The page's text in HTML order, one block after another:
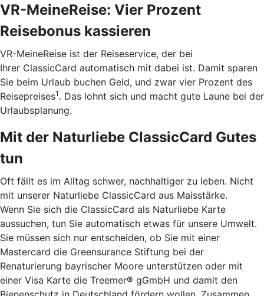
VR-MeineReise: Vier Prozent
Reisebonus kassieren
VR-MeineReise ist der Reiseservice, der bei
Ihrer ClassicCard automatisch mit dabei ist. Damit sparen
Sie beim Urlaub buchen Geld, und zwar vier Prozent des
Reisepreises1 . Das lohnt sich und macht gute Laune bei der
Urlaubsplanung.
Mit der Naturliebe ClassicCard Gutes
tun
Oft fällt es im Alltag schwer, nachhaltiger zu leben. Nicht
mit unserer Naturliebe ClassicCard aus Maisstärke.
Wenn Sie sich die ClassicCard als Naturliebe Karte
aussuchen, tun Sie automatisch etwas für unsere Umwelt.
Sie müssen sich nur entscheiden, ob Sie mit einer
Mastercard die Greensurance Stiftung bei der
Renaturierung bayrischer Moore unterstützen oder mit
einer Visa Karte die Treemer® gGmbH und damit den